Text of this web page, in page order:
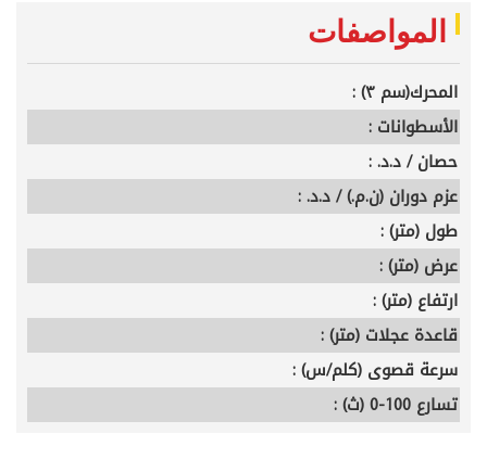
المواصفات
المحرك(سم ٣) :
الأسطوانات :
حصان / د.د. :
عزم دوران (ن.م.) / د.د. :
طول (متر) :
عرض (متر) :
ارتفاع (متر) :
قاعدة عجلات (متر) :
سرعة قصوى (كلم/س) :
تسارع 100-0 (ث) :